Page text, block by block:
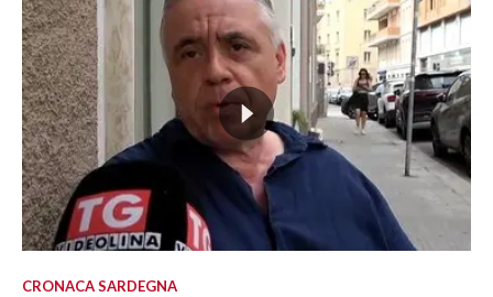
CRONACA SARDEGNA